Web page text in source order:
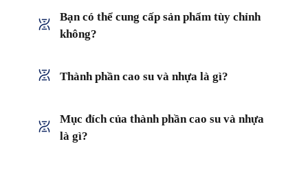
Bạn có thể cung cấp sản phẩm tùy chỉnh
không?
Thành phần cao su và nhựa là gì?
Mục đích của thành phần cao su và nhựa
là gì?